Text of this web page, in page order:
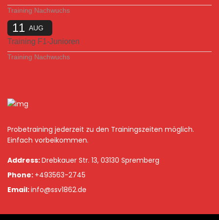
Training Nachwuchs
11 AUG
Training F1-Junioren
Training Nachwuchs
Probetraining jederzeit zu den Trainingszeiten möglich.
Einfach vorbeikommen.
Address:Drebkauer Str. 13, 03130 Spremberg
Phone: +493563-2745
Email:info@ssv1862.de